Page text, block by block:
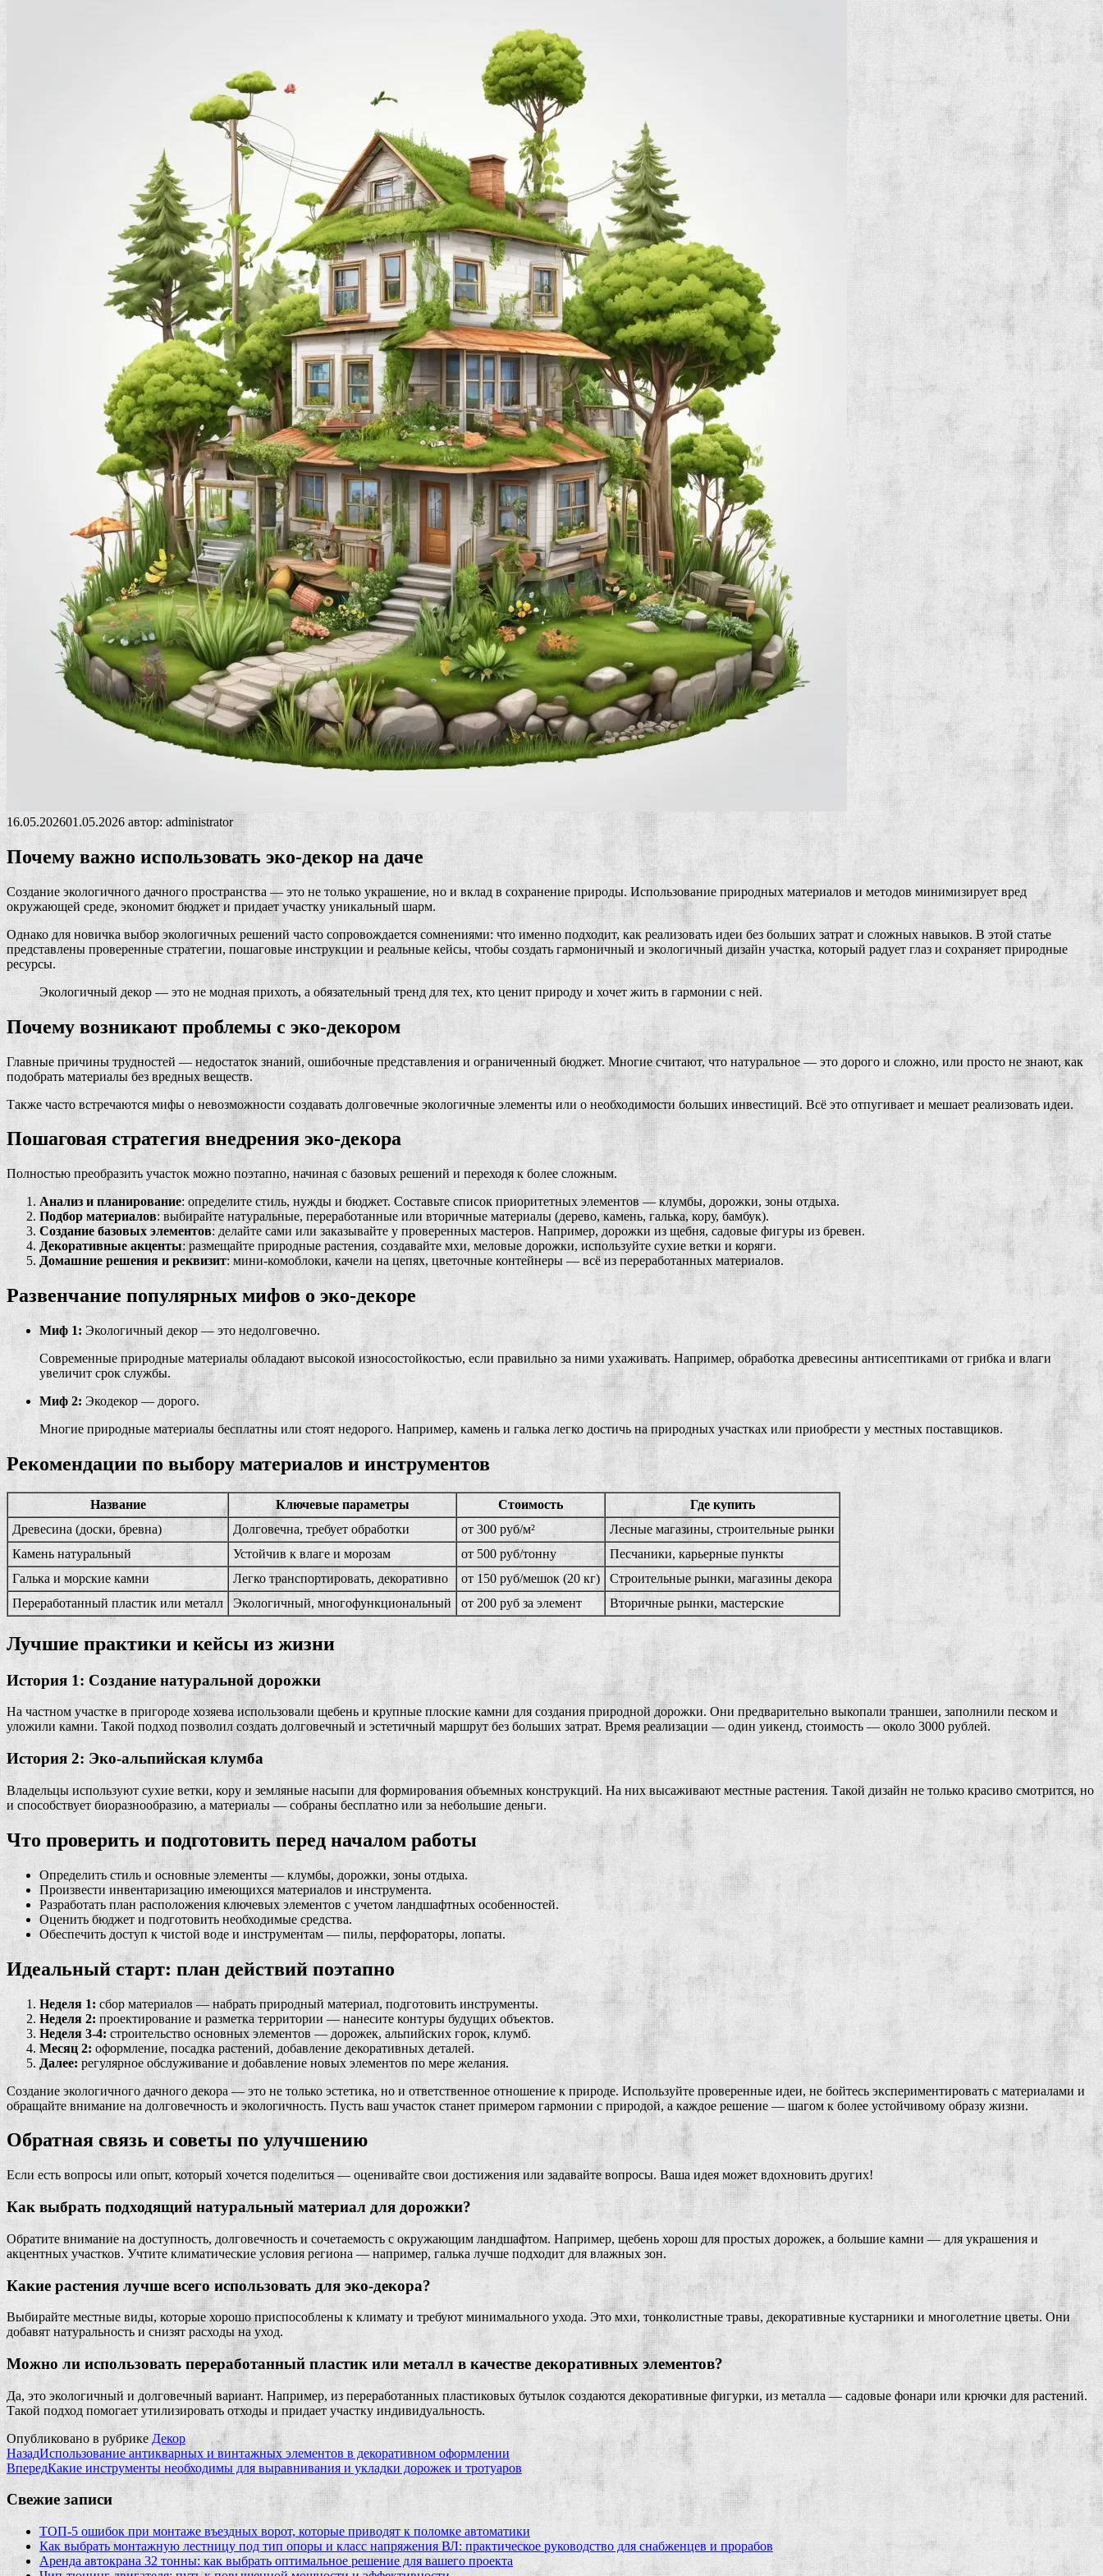
16.05.202601.05.2026автор: administrator
Почему важно использовать эко-декор на даче
Создание экологичного дачного пространства — это не только украшение, но и вклад в сохранение природы. Использование природных материалов и методов минимизирует вред
окружающей среде, экономит бюджет и придает участку уникальный шарм.
Однако для новичка выбор экологичных решений часто сопровождается сомнениями: что именно подходит, как реализовать идеи без больших затрат и сложных навыков. В этой статье
представлены проверенные стратегии, пошаговые инструкции и реальные кейсы, чтобы создать гармоничный и экологичный дизайн участка, который радует глаз и сохраняет природные
ресурсы.
Экологичный декор — это не модная прихоть, а обязательный тренд для тех, кто ценит природу и хочет жить в гармонии с ней.
Почему возникают проблемы с эко-декором
Главные причины трудностей — недостаток знаний, ошибочные представления и ограниченный бюджет. Многие считают, что натуральное — это дорого и сложно, или просто не знают, как
подобрать материалы без вредных веществ.
Также часто встречаются мифы о невозможности создавать долговечные экологичные элементы или о необходимости больших инвестиций. Всё это отпугивает и мешает реализовать идеи.
Пошаговая стратегия внедрения эко-декора
Полностью преобразить участок можно поэтапно, начиная с базовых решений и переходя к более сложным.
Анализ и планирование: определите стиль, нужды и бюджет. Составьте список приоритетных элементов — клумбы, дорожки, зоны отдыха.
Подбор материалов: выбирайте натуральные, переработанные или вторичные материалы (дерево, камень, галька, кору, бамбук).
Создание базовых элементов: делайте сами или заказывайте у проверенных мастеров. Например, дорожки из щебня, садовые фигуры из бревен.
Декоративные акценты: размещайте природные растения, создавайте мхи, меловые дорожки, используйте сухие ветки и коряги.
Домашние решения и реквизит: мини-комоблоки, качели на цепях, цветочные контейнеры — всё из переработанных материалов.
Развенчание популярных мифов о эко-декоре
Миф 1: Экологичный декор — это недолговечно.
Современные природные материалы обладают высокой износостойкостью, если правильно за ними ухаживать. Например, обработка древесины антисептиками от грибка и влаги
увеличит срок службы.
Миф 2: Экодекор — дорого.
Многие природные материалы бесплатны или стоят недорого. Например, камень и галька легко достичь на природных участках или приобрести у местных поставщиков.
Рекомендации по выбору материалов и инструментов
Название Ключевые параметры Стоимость
Где купить
Древесина (доски, бревна)
Долговечна, требует обработки от 300 руб/м²
Лесные магазины, строительные рынки
Камень натуральный
Устойчив к влаге и морозам от 500 руб/тонну
Песчаники, карьерные пункты
Галька и морские камни
Легко транспортировать, декоративно от 150 руб/мешок (20 кг)
Строительные рынки, магазины декора
Переработанный пластик или металл
Экологичный, многофункциональный от 200 руб за элемент Вторичные рынки, мастерские
Лучшие практики и кейсы из жизни
История 1: Создание натуральной дорожки
На частном участке в пригороде хозяева использовали щебень и крупные плоские камни для создания природной дорожки. Они предварительно выкопали траншеи, заполнили песком и
уложили камни. Такой подход позволил создать долговечный и эстетичный маршрут без больших затрат. Время реализации — один уикенд, стоимость — около 3000 рублей.
История 2: Эко-альпийская клумба
Владельцы используют сухие ветки, кору и земляные насыпи для формирования объемных конструкций. На них высаживают местные растения. Такой дизайн не только красиво смотрится, но
и способствует биоразнообразию, а материалы — собраны бесплатно или за небольшие деньги.
Что проверить и подготовить перед началом работы
Определить стиль и основные элементы — клумбы, дорожки, зоны отдыха.
Произвести инвентаризацию имеющихся материалов и инструмента.
Разработать план расположения ключевых элементов с учетом ландшафтных особенностей.
Оценить бюджет и подготовить необходимые средства.
Обеспечить доступ к чистой воде и инструментам — пилы, перфораторы, лопаты.
Идеальный старт: план действий поэтапно
Неделя 1: сбор материалов — набрать природный материал, подготовить инструменты.
Неделя 2: проектирование и разметка территории — нанесите контуры будущих объектов.
Неделя 3-4: строительство основных элементов — дорожек, альпийских горок, клумб.
Месяц 2: оформление, посадка растений, добавление декоративных деталей.
Далее: регулярное обслуживание и добавление новых элементов по мере желания.
Создание экологичного дачного декора — это не только эстетика, но и ответственное отношение к природе. Используйте проверенные идеи, не бойтесь экспериментировать с материалами и
обращайте внимание на долговечность и экологичность. Пусть ваш участок станет примером гармонии с природой, а каждое решение — шагом к более устойчивому образу жизни.
Обратная связь и советы по улучшению
Если есть вопросы или опыт, который хочется поделиться — оценивайте свои достижения или задавайте вопросы. Ваша идея может вдохновить других!
Как выбрать подходящий натуральный материал для дорожки?
Обратите внимание на доступность, долговечность и сочетаемость с окружающим ландшафтом. Например, щебень хорош для простых дорожек, а большие камни — для украшения и
акцентных участков. Учтите климатические условия региона — например, галька лучше подходит для влажных зон.
Какие растения лучше всего использовать для эко-декора?
Выбирайте местные виды, которые хорошо приспособлены к климату и требуют минимального ухода. Это мхи, тонколистные травы, декоративные кустарники и многолетние цветы. Они
добавят натуральность и снизят расходы на уход.
Можно ли использовать переработанный пластик или металл в качестве декоративных элементов?
Да, это экологичный и долговечный вариант. Например, из переработанных пластиковых бутылок создаются декоративные фигурки, из металла — садовые фонари или крючки для растений.
Такой подход помогает утилизировать отходы и придает участку индивидуальность.
Опубликовано в рубрике Декор
НазадИспользование антикварных и винтажных элементов в декоративном оформлении
ВпередКакие инструменты необходимы для выравнивания и укладки дорожек и тротуаров
Свежие записи
ТОП-5 ошибок при монтаже въездных ворот, которые приводят к поломке автоматики
Как выбрать монтажную лестницу под тип опоры и класс напряжения ВЛ: практическое руководство для снабженцев и прорабов
Аренда автокрана 32 тонны: как выбрать оптимальное решение для вашего проекта